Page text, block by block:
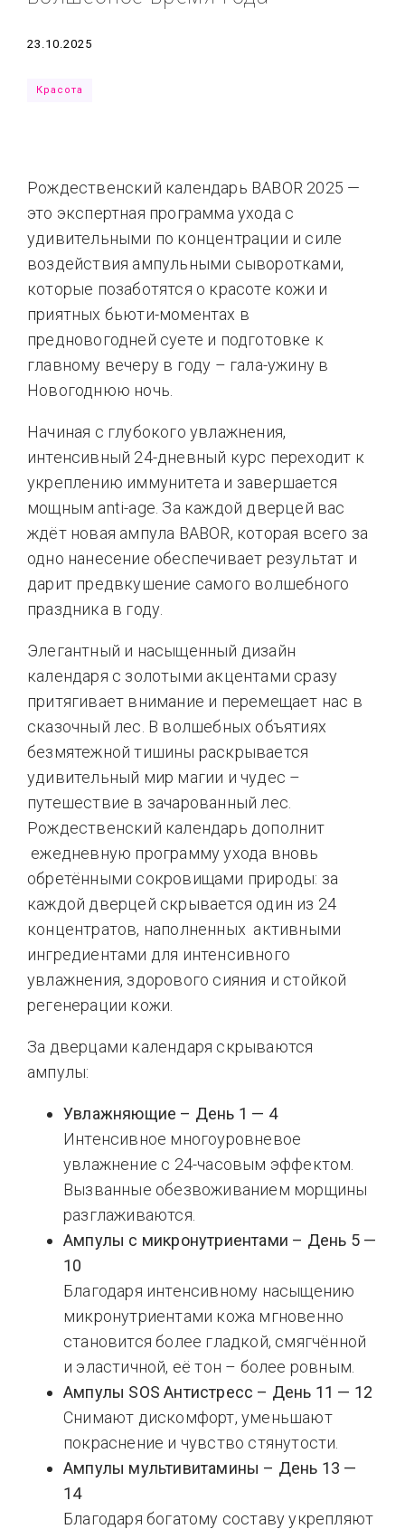
Дата
23.10.2025
Красота
Рождественский календарь BABOR 2025 —
это экспертная программа ухода с
удивительными по концентрации и силе
воздействия ампульными сыворотками,
которые позаботятся о красоте кожи и
приятных бьюти-моментах в
предновогодней суете и подготовке к
главному вечеру в году – гала-ужину в
Новогоднюю ночь.
Начиная с глубокого увлажнения,
интенсивный 24-дневный курс переходит к
укреплению иммунитета и завершается
мощным anti-age. За каждой дверцей вас
ждёт новая ампула BABOR, которая всего за
одно нанесение обеспечивает результат и
дарит предвкушение самого волшебного
праздника в году.
Элегантный и насыщенный дизайн
календаря с золотыми акцентами сразу
притягивает внимание и перемещает нас в
сказочный лес. В волшебных объятиях
безмятежной тишины раскрывается
удивительный мир магии и чудес –
путешествие в зачарованный лес.
Рождественский календарь дополнит
ежедневную программу ухода вновь
обретёнными сокровищами природы: за
каждой дверцей скрывается один из 24
концентратов, наполненных активными
ингредиентами для интенсивного
увлажнения, здорового сияния и стойкой
регенерации кожи.
За дверцами календаря скрываются
ампулы:
Увлажняющие – День 1 — 4
Интенсивное многоуровневое
увлажнение с 24-часовым эффектом.
Вызванные обезвоживанием морщины
разглаживаются.
Ампулы с микронутриентами – День 5 —
10
Благодаря интенсивному насыщению
микронутриентами кожа мгновенно
становится более гладкой, смягчённой
и эластичной, её тон – более ровным.
Ампулы SOS Антистресс – День 11 — 12
Снимают дискомфорт, уменьшают
покраснение и чувство стянутости.
Ампулы мультивитамины – День 13 —
14
Благодаря богатому составу укрепляют